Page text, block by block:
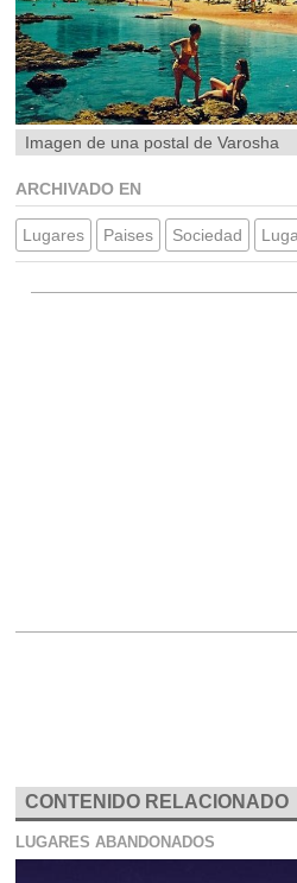
Imagen de una postal de Varosha
ARCHIVADO EN
Lugares Paises Sociedad
CONTENIDO RELACIONADO
LUGARES ABANDONADOS